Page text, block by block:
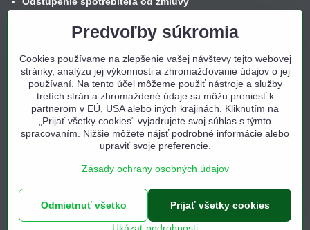
Reklamačný formulár
Spôsob platby
Nákup na splátky
Ochrana osobných údajov
Cookies
Kontakt
©
Copyright
Predvoľby súkromiaZásady ochrany osobných údajov
Predvoľby súkromia
Cookies používame na zlepšenie vašej návštevy tejto webovej
stránky, analýzu jej výkonnosti a zhromažďovanie údajov o jej
používaní. Na tento účel môžeme použiť nástroje a služby
tretích strán a zhromaždené údaje sa môžu preniesť k
partnerom v EÚ, USA alebo iných krajinách. Kliknutím na
„Prijať všetky cookies“ vyjadrujete svoj súhlas s týmto
spracovaním. Nižšie môžete nájsť podrobné informácie alebo
upraviť svoje preferencie.
Zásady ochrany osobných údajov
Prijať všetky cookies
Odmietnuť všetko